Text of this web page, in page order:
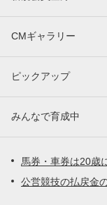
CMギャラリー
ピックアップ
みんなで育成中
馬券・車券は20歳
公営競技の払戻金